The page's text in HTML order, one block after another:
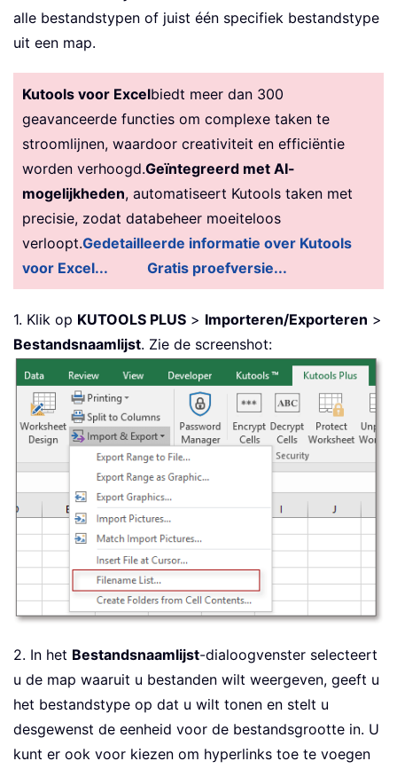
alle bestandstypen of juist één specifiek bestandstype
uit een map.
Kutools voor Excelbiedt meer dan 300
geavanceerde functies om complexe taken te
stroomlijnen, waardoor creativiteit en efficiëntie
worden verhoogd.Geïntegreerd met AI-
mogelijkheden, automatiseert Kutools taken met
precisie, zodat databeheer moeiteloos
verloopt.Gedetailleerde informatie over Kutools
voor Excel...
Gratis proefversie...
1. Klik op KUTOOLS PLUS > Importeren/Exporteren >
Bestandsnaamlijst. Zie de screenshot:
2. In het Bestandsnaamlijst-dialoogvenster selecteert
u de map waaruit u bestanden wilt weergeven, geeft u
het bestandstype op dat u wilt tonen en stelt u
desgewenst de eenheid voor de bestandsgrootte in. U
kunt er ook voor kiezen om hyperlinks toe te voegen